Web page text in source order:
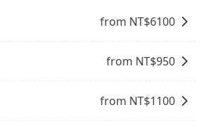
from NT$6100
from NT$950
from NT$1100